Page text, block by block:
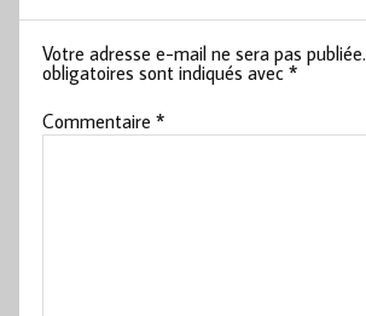
Votre adresse e-mail ne sera pas publiée.
obligatoires sont indiqués avec*
Commentaire*